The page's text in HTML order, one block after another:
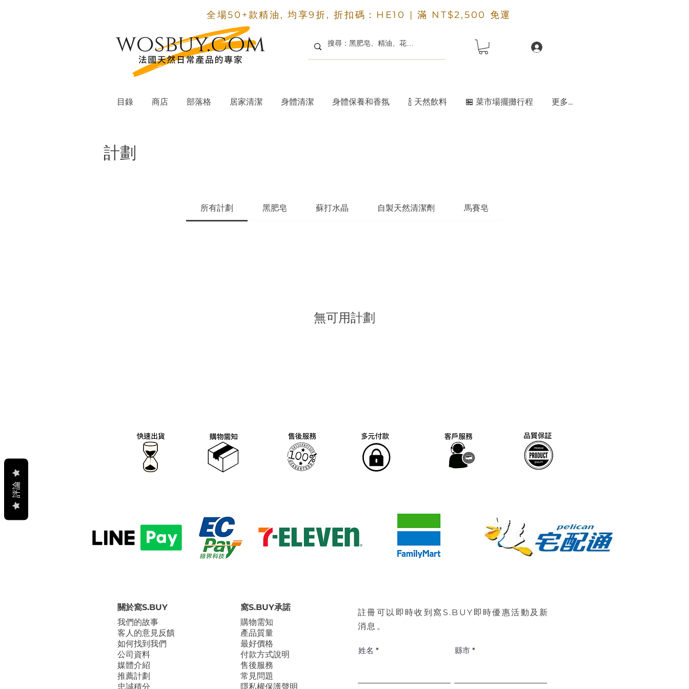
全場50+款精油, 均享9折, 折扣碼：HE10 | 滿 NT$2,500 免運
目錄 商店 部落格 居家清潔 身體清潔 身體保養和香氛 🍾 天然飲料 🏪 菜市場擺攤行程 更多...
計劃
所有計劃 黑肥皂 蘇打水晶 自製天然清潔劑 馬賽皂
無可用計劃
關於窩S.BUY
我們的故事
客人的意見反饋
如何找到我們
公司資料
媒體介紹
推薦計劃
忠誠積分
窩S.BUY承諾
​購物需知
產品質量
最好價格
付款方式說明
售後服務
常見問題
隱私權保護聲明
註冊可以即時收到窩S.BUY即時優惠活動及新
消息。
姓名 縣市
評論